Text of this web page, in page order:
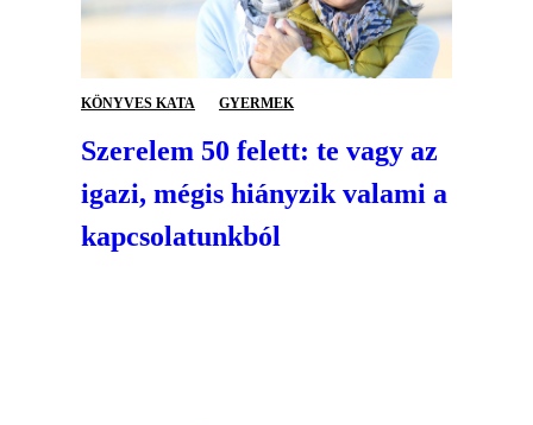
KÖNYVES KATA GYERMEK
Szerelem 50 felett: te vagy az
igazi, mégis hiányzik valami a
kapcsolatunkból